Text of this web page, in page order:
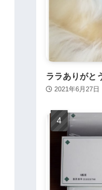
ララありがと
2021年6月27日